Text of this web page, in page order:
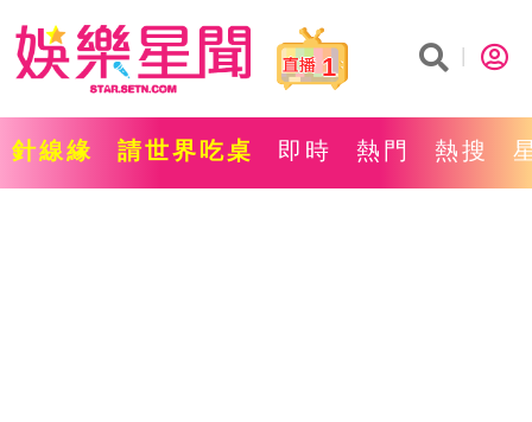
1
針線緣 請世界吃桌 即時 熱門 熱搜